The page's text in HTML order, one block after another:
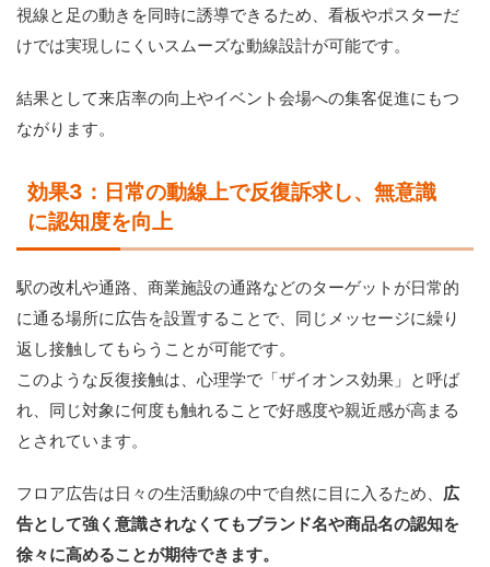
視線と足の動きを同時に誘導できるため、看板やポスターだ
けでは実現しにくいスムーズな動線設計が可能です。
結果として来店率の向上やイベント会場への集客促進にもつ
ながります。
効果3：日常の動線上で反復訴求し、無意識
に認知度を向上
駅の改札や通路、商業施設の通路などのターゲットが日常的
に通る場所に広告を設置することで、同じメッセージに繰り
返し接触してもらうことが可能です。
このような反復接触は、心理学で「ザイオンス効果」と呼ば
れ、同じ対象に何度も触れることで好感度や親近感が高まる
とされています。
フロア広告は日々の生活動線の中で自然に目に入るため、 広
告として強く意識されなくてもブランド名や商品名の認知を
徐々に高めることが期待できます。